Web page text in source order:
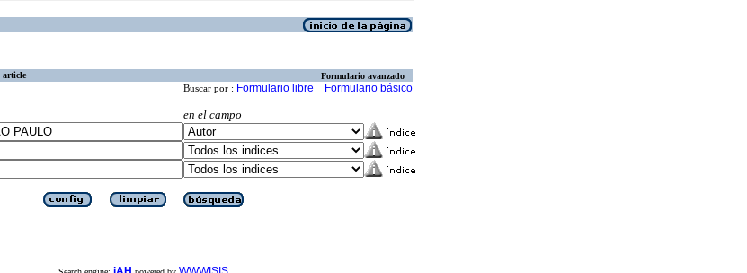
article Formulario avanzado
Buscar por : Formulario libre Formulario básico
en el campo